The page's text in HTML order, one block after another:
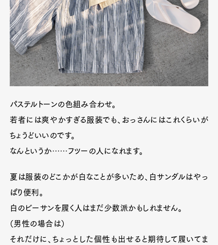
パステルトーンの色組み合わせ。
若者には爽やかすぎる服装でも、おっさんにはこれくらいが
ちょうどいいのです。
なんというか……フツーの人になれます。
夏は服装のどこかが白なことが多いため、白サンダルはやっ
ぱり便利。
白のビーサンを履く人はまだ少数派かもしれません。
（男性の場合は）
それだけに、ちょっとした個性も出せると期待して履いてま